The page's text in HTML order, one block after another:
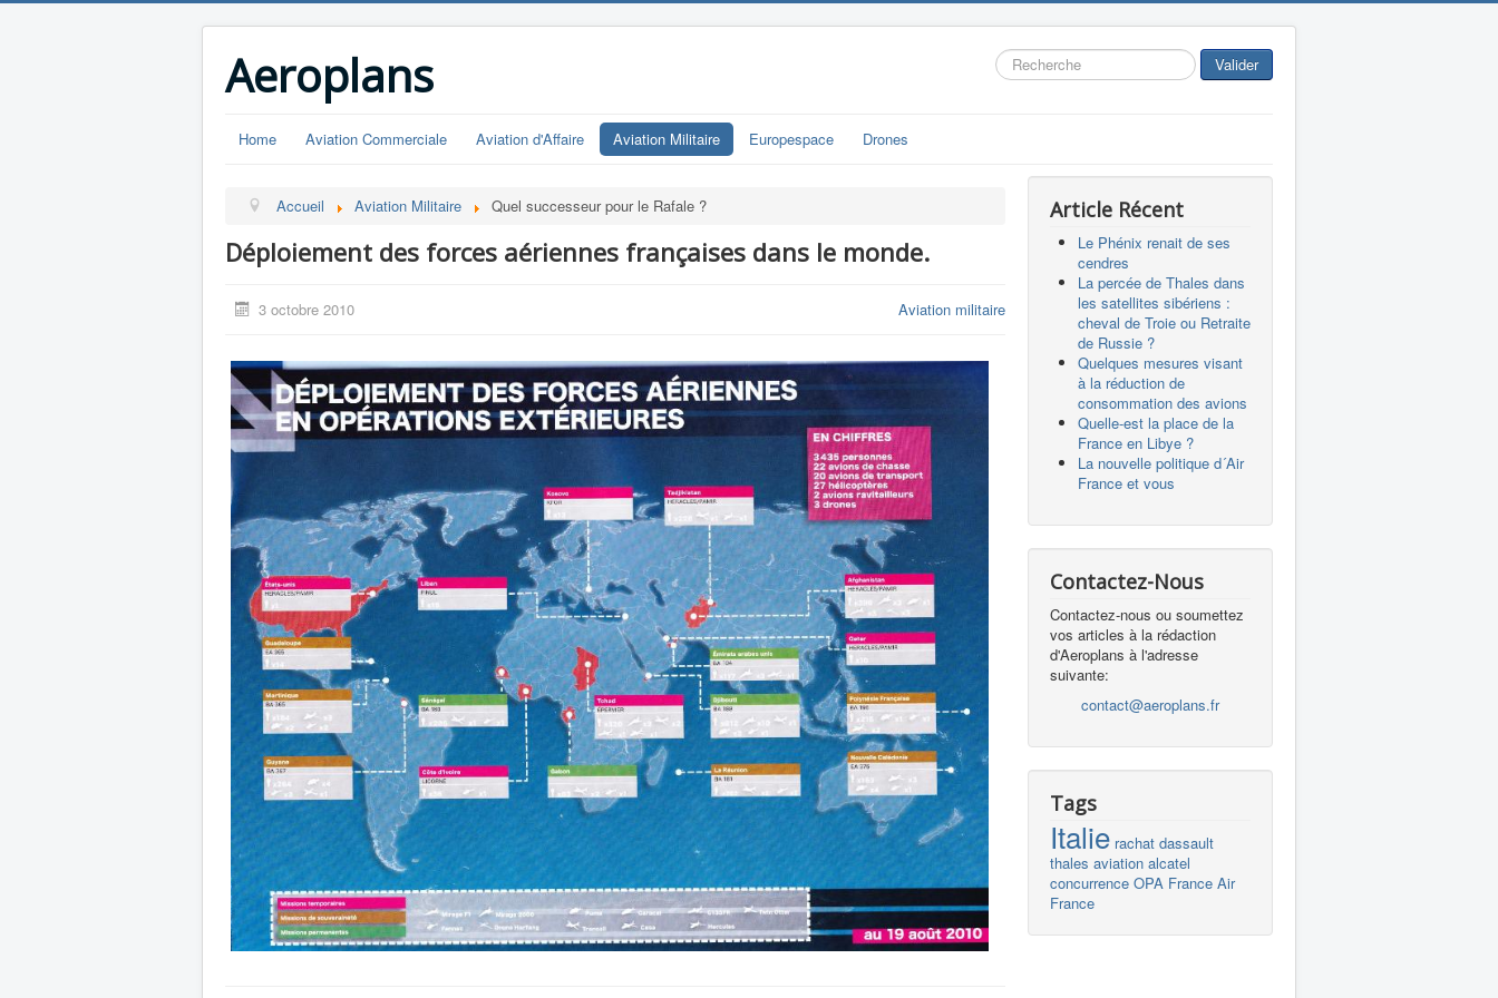
Aeroplans Rechercher Valider
Home Aviation Commerciale Aviation d'Affaire Aviation Militaire Europespace Drones
Accueil Aviation Militaire Quel successeur pour le Rafale ?
Déploiement des forces aériennes françaises dans le monde.
3 octobre 2010 Aviation militaire
Article Récent
Le Phénix renait de ses
cendres
La percée de Thales dans
les satellites sibériens :
cheval de Troie ou Retraite
de Russie ?
Quelques mesures visant
à la réduction de
consommation des avions
Quelle-est la place de la
France en Libye ?
La nouvelle politique d´Air
France et vous
Contactez-Nous
Contactez-nous ou soumettez
vos articles à la rédaction
d'Aeroplans à l'adresse
suivante:
contact@aeroplans.fr
Tags
Italie rachat dassault
thales aviation alcatel
concurrence OPA France Air
France